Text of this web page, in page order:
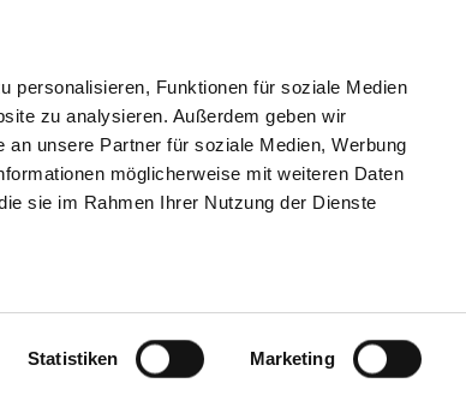
personalisieren, Funktionen für soziale Medien
zu analysieren. Außerdem geben wir
unsere Partner für soziale Medien, Werbung
möglicherweise mit weiteren Daten
sie im Rahmen Ihrer Nutzung der Dienste
Statistiken Marketing
TIPPS & HILFE DAS DKV STELLENBÖRSE